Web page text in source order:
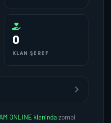
0
KLAN ŞEREF
ONLINE klaninda zombi